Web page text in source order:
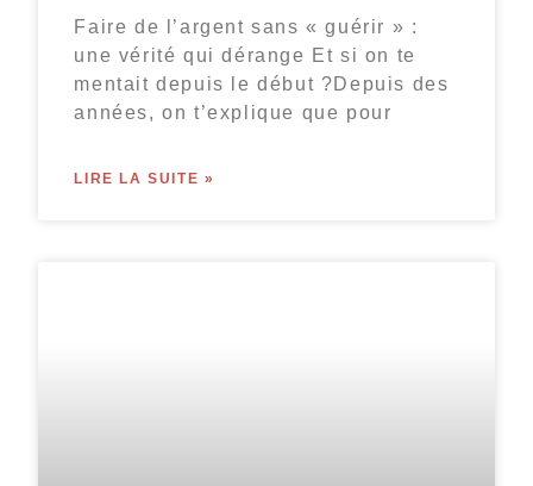
Faire de l’argent sans « guérir » :
une vérité qui dérange Et si on te
mentait depuis le début ?Depuis des
années, on t’explique que pour
LIRE LA SUITE »